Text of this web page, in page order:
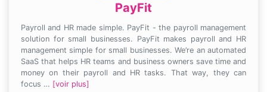
PayFit
Payroll and HR made simple. PayFit - the payroll management
solution for small businesses. PayFit makes payroll and HR
management simple for small businesses. We’re an automated
SaaS that helps HR teams and business owners save time and
money on their payroll and HR tasks. That way, they can
focus … [voir plus]